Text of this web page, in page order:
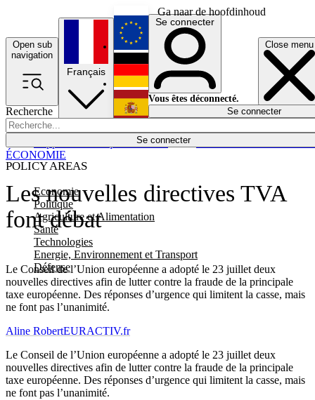
Ga naar de hoofdinhoud
Open sub
navigation
Close menu
Recherche
Se connecter
POLICY AREAS
Economie
Politique
Agriculture et Alimentation
Santé
Technologies
Energie, Environnement et Transport
Défense
Économie
Français
English
Deutsch
Español
Se connecter
Vous êtes déconnecté.
Se connecter
Les nouvelles directives TVA
font débat
Le Conseil de l’Union européenne a adopté le 23 juillet deux
nouvelles directives afin de lutter contre la fraude de la principale
taxe européenne. Des réponses d’urgence qui limitent la casse, mais
ne font pas l’unanimité.
ÉCONOMIE
Aline RobertEURACTIV.fr
Le Conseil de l’Union européenne a adopté le 23 juillet deux
nouvelles directives afin de lutter contre la fraude de la principale
taxe européenne. Des réponses d’urgence qui limitent la casse, mais
ne font pas l’unanimité.